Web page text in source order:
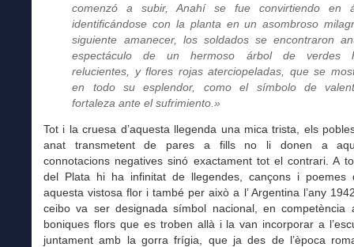
comenzó a subir, Anahí se fue convirtiendo en
identificándose con la planta en un asombroso
siguiente amanecer, los soldados se encontraron
espectáculo de un hermoso árbol de verdes
relucientes, y flores rojas aterciopeladas, que se
en todo su esplendor, como el símbolo de
fortaleza ante el sufrimiento.»
Tot i la cruesa d’aquesta llegenda una mica trista, els
anat transmetent de pares a fills no li donen a
connotacions negatives sinó exactament tot el contrari. A
del Plata hi ha infinitat de llegendes, cançons i poemes
aquesta vistosa flor i també per això a l’ Argentina l’any
ceibo va ser designada símbol nacional, en competència
boniques flors que es troben allà i la van incorporar a
juntament amb la gorra frígia, que ja des de l’època